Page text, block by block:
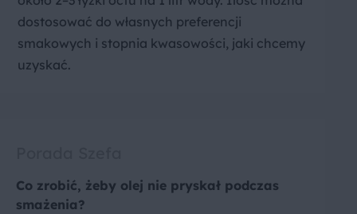
dostosować do własnych preferencji
smakowych i stopnia kwasowości, jaki chcemy
uzyskać.
Co zrobić, żeby olej nie pryskał podczas
smażenia?